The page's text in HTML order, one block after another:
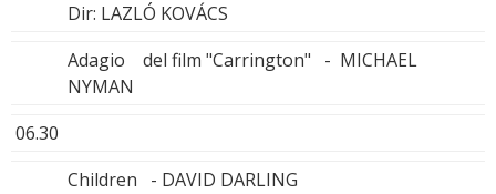
Dir: LAZLÓ KOVÁCS
Adagio del film "Carrington" - MICHAEL
NYMAN
06.30
Children - DAVID DARLING